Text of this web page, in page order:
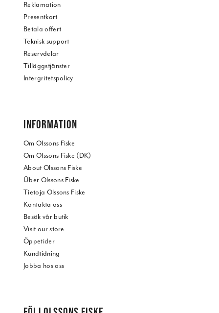
Reklamation
Presentkort
Betala offert
Teknisk support
Reservdelar
Tilläggstjänster
Intergritetspolicy
INFORMATION
Om Olssons Fiske
Om Olssons Fiske (DK)
About Olssons Fiske
Über Olssons Fiske
Tietoja Olssons Fiske
Kontakta oss
Besök vår butik
Visit our store
Öppetider
Kundtidning
Jobba hos oss